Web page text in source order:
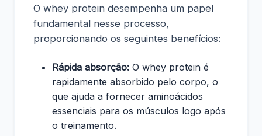
O whey protein desempenha um papel
fundamental nesse processo,
proporcionando os seguintes benefícios:
Rápida absorção: O whey protein é
rapidamente absorbido pelo corpo, o
que ajuda a fornecer aminoácidos
essenciais para os músculos logo após
o treinamento.